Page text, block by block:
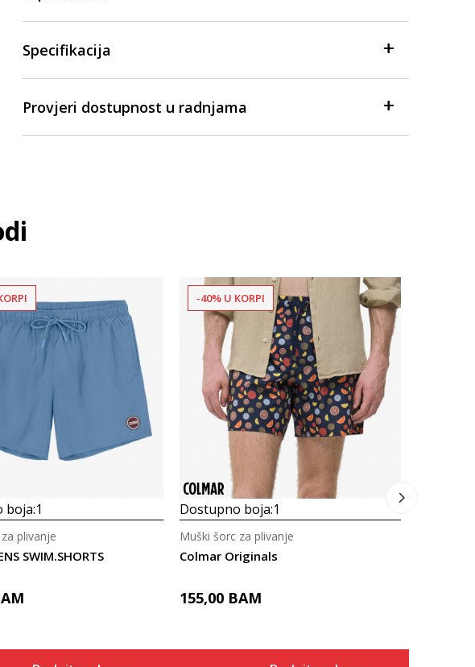
Specifikacija
Provjeri dostupnost u radnjama
boja:1
SWIM.SHORTS
plivanje
-40% U KORPI
Dostupno boja:1
Colmar Originals
Muški šorc za plivanje
155,00 BAM